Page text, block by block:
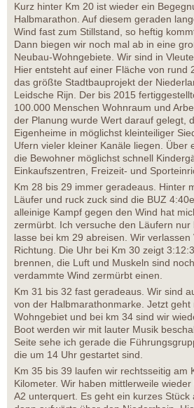
Kurz hinter Km 20 ist wieder ein
Halbmarathon. Auf diesem geraden
Wind fast zum Stillstand, so heftig
Dann biegen wir noch mal ab in eine
Neubau-Wohngebiete. Wir sind in
Hier entsteht auf einer Fläche von rund
das größte Stadtbauprojekt der
Leidsche Rijn. Der bis 2015
100.000 Menschen Wohnraum und
der Planung wurde Wert darauf gelegt,
Eigenheime in möglichst kleinteiliger
Ufern vieler kleiner Kanäle liegen. Über
die Bewohner möglichst schnell
Einkaufszentren, Freizeit- und
Km 28 bis 29 immer geradeaus. Hinter
Läufer und ruck zuck sind die BUZ
alleinige Kampf gegen den Wind hat
zermürbt. Ich versuche den Läufern nur
lasse bei km 29 abreisen. Wir verlassen
Richtung. Die Uhr bei Km 30 zeigt
brennen, die Luft und Muskeln sind
verdammte Wind zermürbt einen.
Km 31 bis 32 fast geradeaus. Wir sind
von der Halbmarathonmarke. Jetzt geht
Wohngebiet und bei km 34 sind wir
Boot werden wir mit lauter Musik
Seite sehe ich gerade die
die um 14 Uhr gestartet sind.
Km 35 bis 39 laufen wir rechtsseitig am
Kilometer. Wir haben mittlerweile
A2 unterquert. Es geht ein kurzes Stück